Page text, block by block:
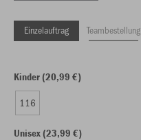
Einzelauftrag Teambestellung
Kinder (20,99 €)
116
Unisex (23,99 €)